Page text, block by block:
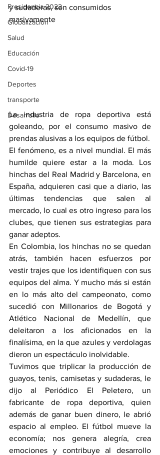
Presidencia 2022
Globalización
Salud
Educación
Covid-19
Deportes
transporte
Desarrollo
y sudaderas, son consumidos
masivamente
La industria de ropa deportiva está
goleando, por el consumo masivo de
prendas alusivas a los equipos de fútbol.
El fenómeno, es a nivel mundial. El más
humilde quiere estar a la moda. Los
hinchas del Real Madrid y Barcelona, en
España, adquieren casi que a diario, las
últimas tendencias que salen al
mercado, lo cual es otro ingreso para los
clubes, que tienen sus estrategias para
ganar adeptos.
En Colombia, los hinchas no se quedan
atrás, también hacen esfuerzos por
vestir trajes que los identifiquen con sus
equipos del alma. Y mucho más si están
en lo más alto del campeonato, como
sucedió con Millonarios de Bogotá y
Atlético Nacional de Medellín, que
deleitaron a los aficionados en la
finalísima, en la que azules y verdolagas
dieron un espectáculo inolvidable.
Tuvimos que triplicar la producción de
guayos, tenis, camisetas y sudaderas, le
dijo al Periódico El Peletero, un
fabricante de ropa deportiva, quien
además de ganar buen dinero, le abrió
espacio al empleo. El fútbol mueve la
economía; nos genera alegría, crea
emociones y contribuye al desarrollo